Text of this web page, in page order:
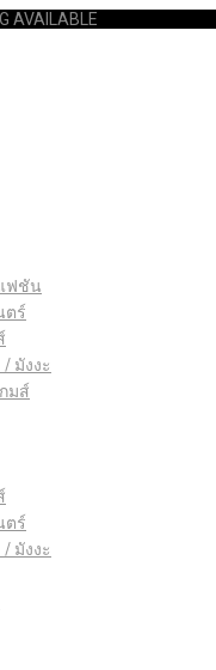
AVAILABLE
ฟชัน
ตร์
/ มังงะ
มส์
ตร์
/ มังงะ